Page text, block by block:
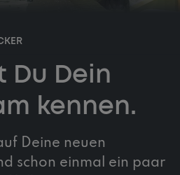
Du Dein
kennen.
Deine neuen
schon einmal ein paar